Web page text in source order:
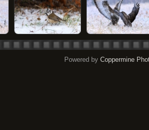
Powered by Coppermine